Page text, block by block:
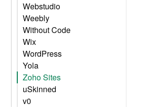
Webstudio
Weebly
Without Code
Wix
WordPress
Yola
Zoho Sites
uSkinned
v0